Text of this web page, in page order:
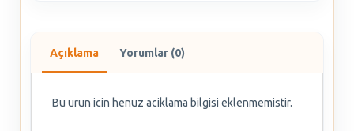
Açıklama Yorumlar (0)
Bu urun icin henuz aciklama bilgisi eklenmemistir.